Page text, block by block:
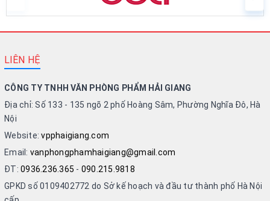
LIÊN HỆ
CÔNG TY TNHH VĂN PHÒNG PHẨM HẢI GIANG
Địa chỉ: Số 133 - 135 ngõ 2 phố Hoàng Sâm, Phường Nghĩa Đô, Hà
Nội
Website:vpphaigiang.com
Email: vanphongphamhaigiang@gmail.com
ĐT: 0936.236.365 - 090.215.9818
GPKD số 0109402772 do Sở kế hoạch và đầu tư thành phố Hà Nội